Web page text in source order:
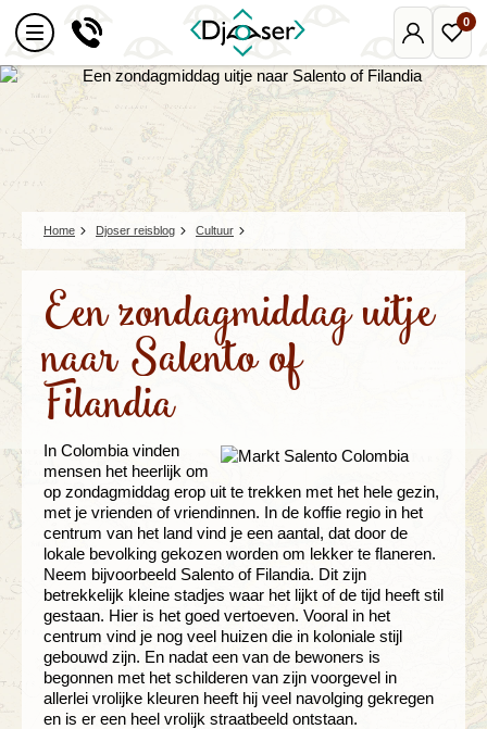
Mijn
Djoser
0
Home Djoser reisblog Cultuur
Een zondagmiddag uitje
naar Salento of
Filandia
In Colombia vinden
mensen het heerlijk om
op zondagmiddag erop uit te trekken met het hele gezin,
met je vrienden of vriendinnen. In de koffie regio in het
centrum van het land vind je een aantal, dat door de
lokale bevolking gekozen worden om lekker te flaneren.
Neem bijvoorbeeld Salento of Filandia. Dit zijn
betrekkelijk kleine stadjes waar het lijkt of de tijd heeft stil
gestaan. Hier is het goed vertoeven. Vooral in het
centrum vind je nog veel huizen die in koloniale stijl
gebouwd zijn. En nadat een van de bewoners is
begonnen met het schilderen van zijn voorgevel in
allerlei vrolijke kleuren heeft hij veel navolging gekregen
en is er een heel vrolijk straatbeeld ontstaan.